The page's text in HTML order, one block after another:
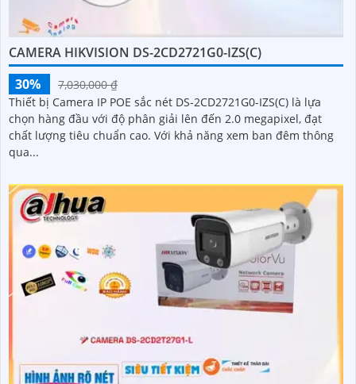
CAMERA HIKVISION DS-2CD2721G0-IZS(C)
30%
7,030,000 ₫
Thiết bị Camera IP POE sắc nét DS-2CD2721G0-IZS(C) là lựa
chọn hàng đầu với độ phân giải lên đến 2.0 megapixel, đạt
chất lượng tiêu chuẩn cao. Với khả năng xem ban đêm thông
qua...